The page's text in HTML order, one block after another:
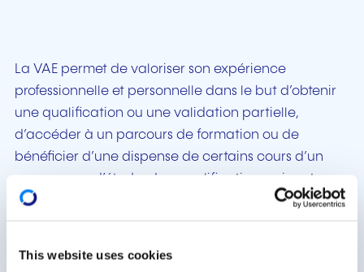
This website uses cookies
La VAE permet de valoriser son expérience
professionnelle et personnelle dans le but d’obtenir
une qualification ou une validation partielle,
d’accéder à un parcours de formation ou de
bénéficier d’une dispense de certains cours d’un
programme d’études. Les qualifications suivantes
sont concernées:
le Diplôme d’aptitude professionnelle (DAP), le